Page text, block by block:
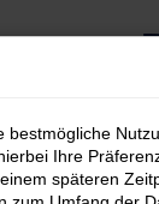
bestmögliche
Ihre
späteren